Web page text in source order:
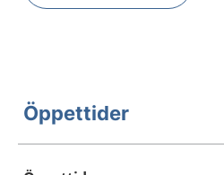
Öppettider